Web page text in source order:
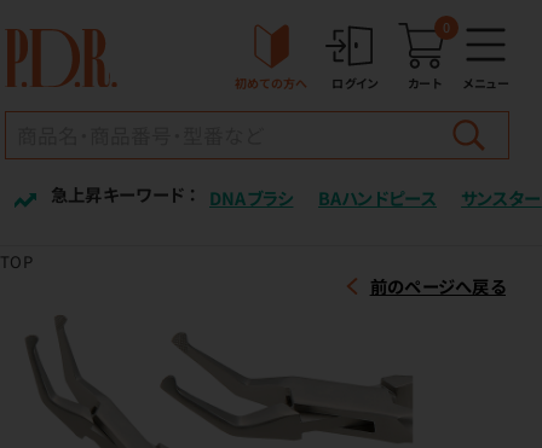
初めての方へ ログイン カート
0
メニュー
急上昇キーワード ： DNAブラシ BAハンドピース サンスター
TOP
前のページへ戻る